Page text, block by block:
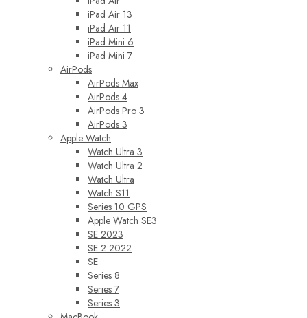
iPad Air 13
iPad Air 11
iPad Mini 6
iPad Mini 7
AirPods
AirPods Max
AirPods 4
AirPods Pro 3
AirPods 3
Apple Watch
Watch Ultra 3
Watch Ultra 2
Watch Ultra
Watch S11
Series 10 GPS
Apple Watch SE3
SE 2023
SE 2 2022
SE
Series 8
Series 7
Series 3